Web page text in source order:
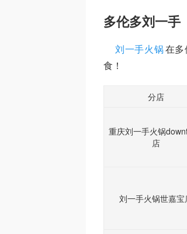
多伦多刘一手
刘一手火锅在
食！
分店
重庆刘一手火锅
店
刘一手火锅世嘉宝